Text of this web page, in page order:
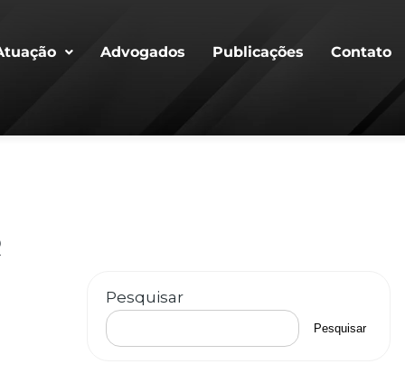
Advogados Publicações Contato
Pesquisar
Pesquisar